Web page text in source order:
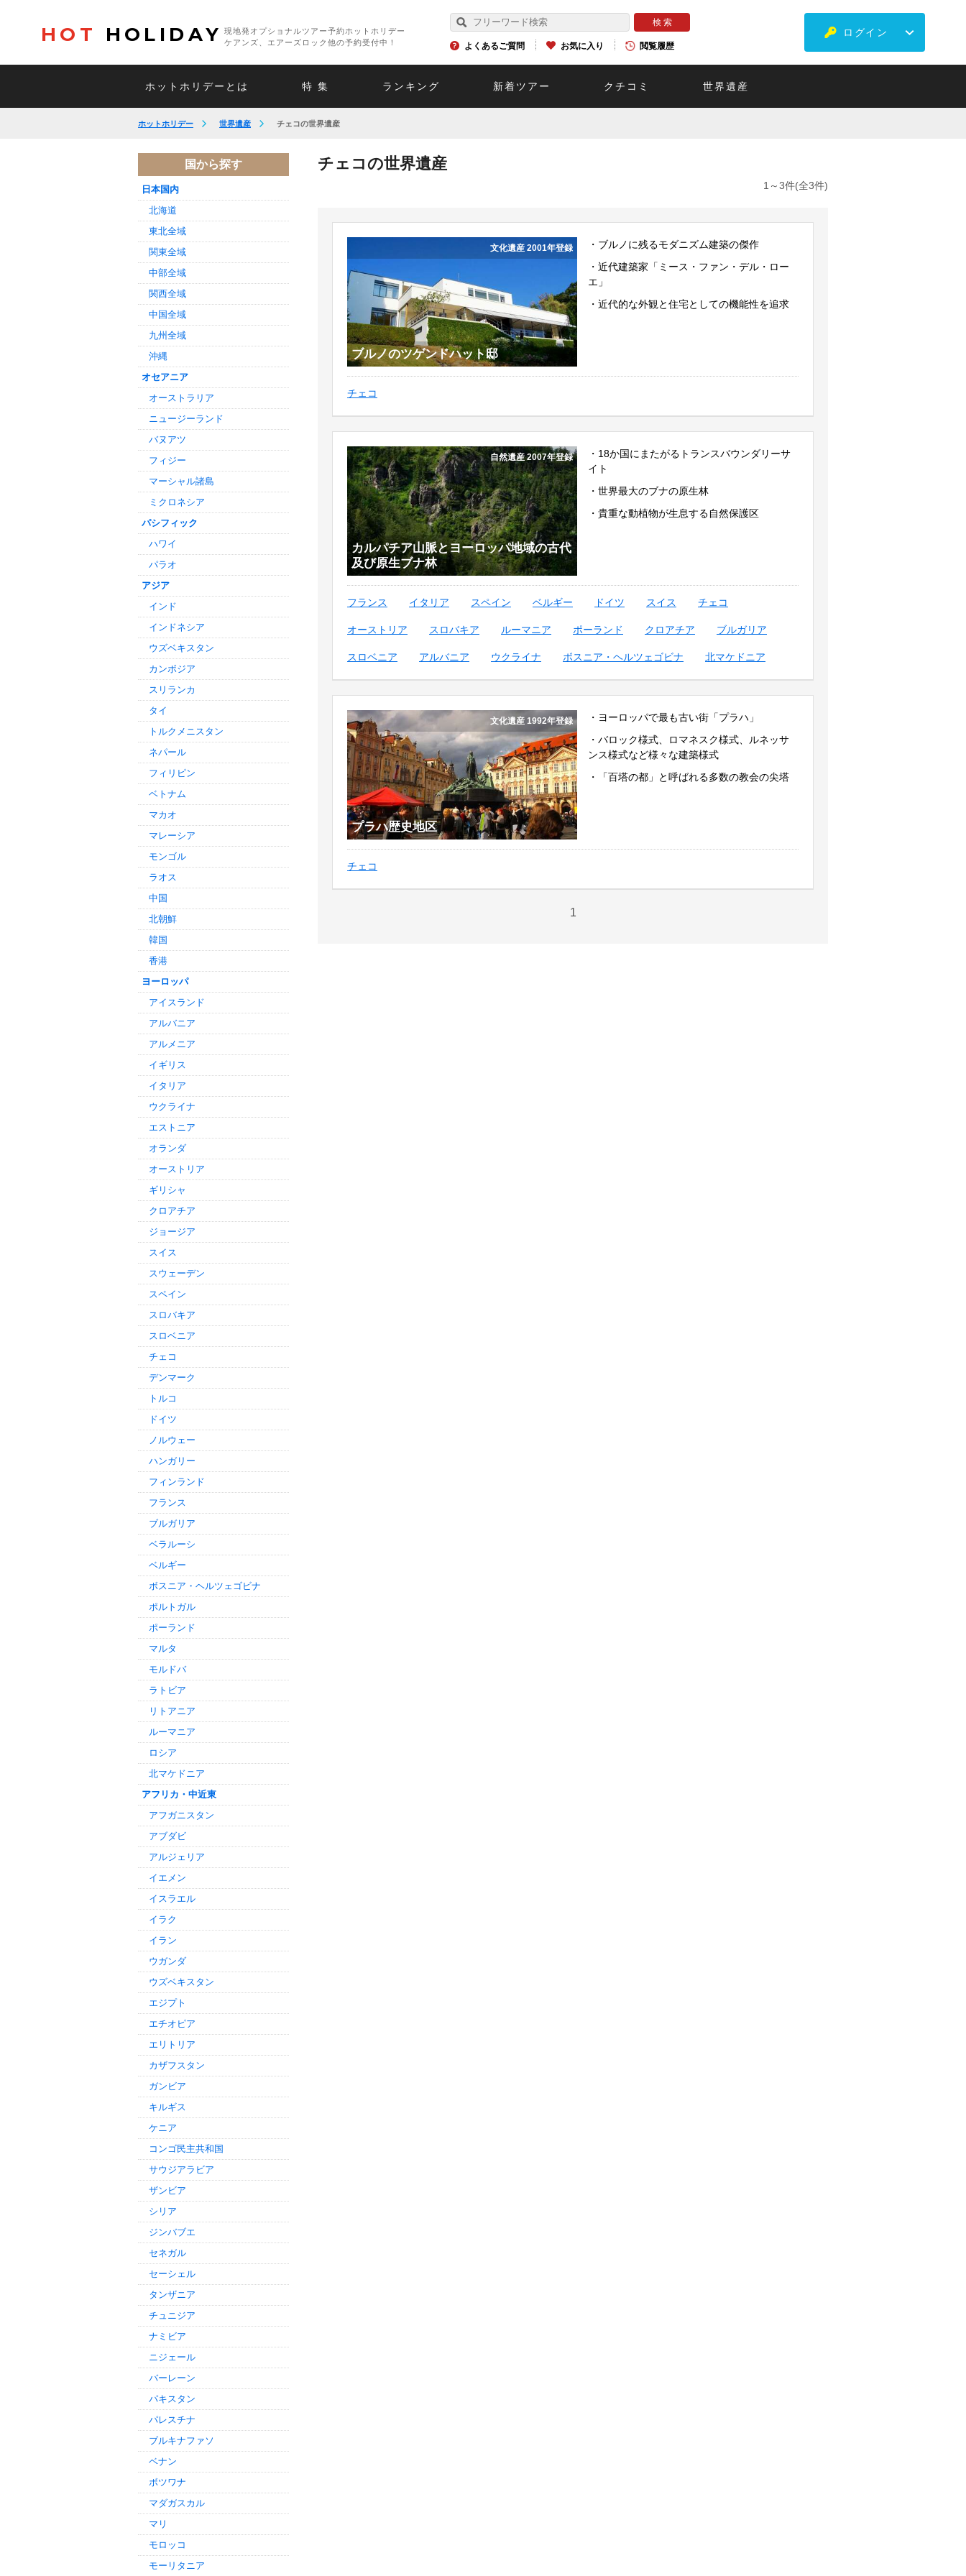
HOT HOLIDAY
現地発オプショナルツアー予約ホットホリデー
ケアンズ、エアーズロック他の予約受付中！
よくあるご質問 お気に入り 閲覧履歴
ログイン
ホットホリデーとは 特 集 ランキング 新着ツアー クチコミ 世界遺産
ホットホリデー 世界遺産 チェコの世界遺産
チェコの世界遺産
1～3件(全3件)
ブルノのツゲンドハット邸
文化遺産 2001年登録
・ブルノに残るモダニズム建築の傑作
・近代建築家「ミース・ファン・デル・ロー
エ」
・近代的な外観と住宅としての機能性を追求
チェコ
カルパチア山脈とヨーロッパ地域の古代
及び原生ブナ林
自然遺産 2007年登録
・18か国にまたがるトランスバウンダリーサ
イト
・世界最大のブナの原生林
・貴重な動植物が生息する自然保護区
フランス イタリア スペイン ベルギー ドイツ スイス チェコ
オーストリア スロバキア ルーマニア ポーランド クロアチア ブルガリア
スロベニア アルバニア ウクライナ ボスニア・ヘルツェゴビナ 北マケドニア
プラハ歴史地区
文化遺産 1992年登録
・ヨーロッパで最も古い街「プラハ」
・バロック様式、ロマネスク様式、ルネッサ
ンス様式など様々な建築様式
・「百塔の都」と呼ばれる多数の教会の尖塔
チェコ
1
国から探す
日本国内
北海道
東北全域
関東全域
中部全域
関西全域
中国全域
九州全域
沖縄
オセアニア
オーストラリア
ニュージーランド
バヌアツ
フィジー
マーシャル諸島
ミクロネシア
パシフィック
ハワイ
パラオ
アジア
インド
インドネシア
ウズベキスタン
カンボジア
スリランカ
タイ
トルクメニスタン
ネパール
フィリピン
ベトナム
マカオ
マレーシア
モンゴル
ラオス
中国
北朝鮮
韓国
香港
ヨーロッパ
アイスランド
アルバニア
アルメニア
イギリス
イタリア
ウクライナ
エストニア
オランダ
オーストリア
ギリシャ
クロアチア
ジョージア
スイス
スウェーデン
スペイン
スロバキア
スロベニア
チェコ
デンマーク
トルコ
ドイツ
ノルウェー
ハンガリー
フィンランド
フランス
ブルガリア
ベラルーシ
ベルギー
ボスニア・ヘルツェゴビナ
ポルトガル
ポーランド
マルタ
モルドバ
ラトビア
リトアニア
ルーマニア
ロシア
北マケドニア
アフリカ・中近東
アフガニスタン
アブダビ
アルジェリア
イエメン
イスラエル
イラク
イラン
ウガンダ
ウズベキスタン
エジプト
エチオピア
エリトリア
カザフスタン
ガンビア
キルギス
ケニア
コンゴ民主共和国
サウジアラビア
ザンビア
シリア
ジンバブエ
セネガル
セーシェル
タンザニア
チュニジア
ナミビア
ニジェール
バーレーン
パキスタン
パレスチナ
ブルキナファソ
ベナン
ボツワナ
マダガスカル
マリ
モロッコ
モーリタニア